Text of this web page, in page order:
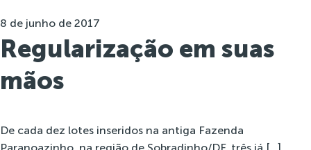
8 de junho de 2017
Regularização em suas
mãos
De cada dez lotes inseridos na antiga Fazenda